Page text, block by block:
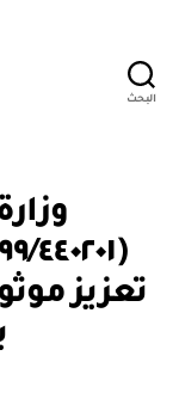
البحث
تعزيز